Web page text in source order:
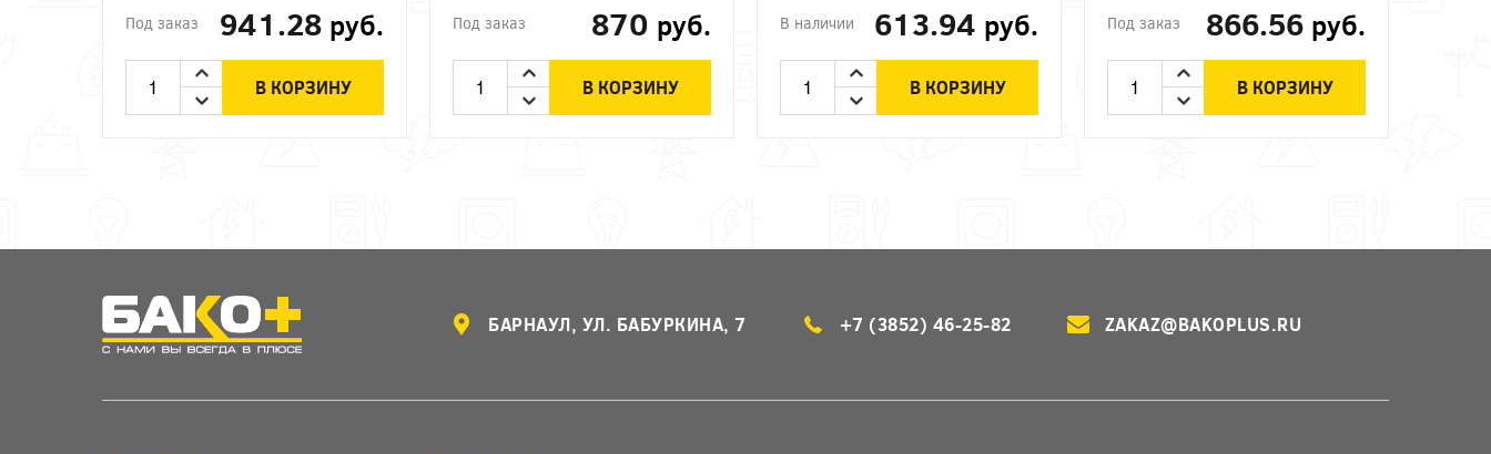
Под заказ 941.28 руб.
В КОРЗИНУ
Под заказ 870 руб.
В КОРЗИНУ
В наличии 613.94 руб.
В КОРЗИНУ
Под заказ 866.56 руб.
В КОРЗИНУ
БАРНАУЛ, УЛ. БАБУРКИНА, 7 +7 (3852) 46-25-82 ZAKAZ@BAKOPLUS.RU